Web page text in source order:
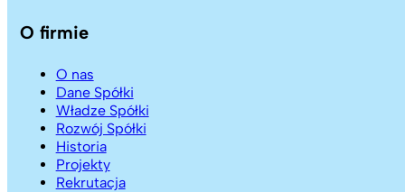
O firmie
O nas
Dane Spółki
Władze Spółki
Rozwój Spółki
Historia
Projekty
Rekrutacja